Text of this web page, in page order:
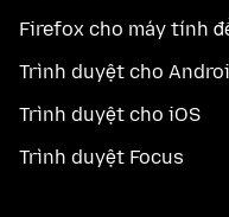
Firefox cho máy tính
Trình duyệt cho
Trình duyệt cho iOS
Trình duyệt Focus